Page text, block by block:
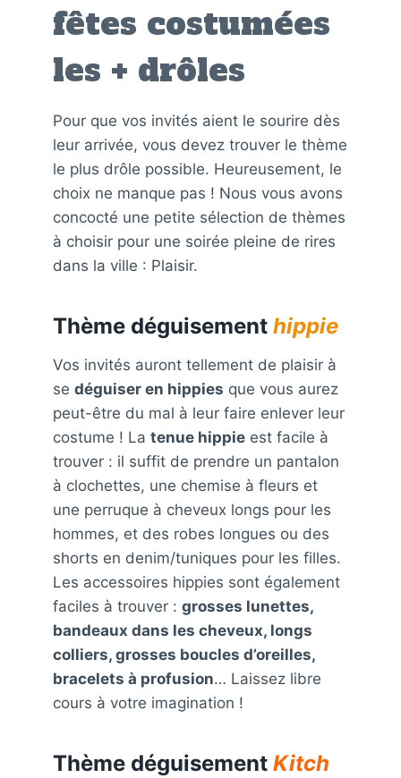
fêtes costumées
les + drôles
Pour que vos invités aient le sourire dès
leur arrivée, vous devez trouver le thème
le plus drôle possible. Heureusement, le
choix ne manque pas ! Nous vous avons
concocté une petite sélection de thèmes
à choisir pour une soirée pleine de rires
dans la ville : Plaisir.
Thème déguisement hippie
Vos invités auront tellement de plaisir à
se déguiser en hippies que vous aurez
peut-être du mal à leur faire enlever leur
costume ! La tenue hippie est facile à
trouver : il suffit de prendre un pantalon
à clochettes, une chemise à fleurs et
une perruque à cheveux longs pour les
hommes, et des robes longues ou des
shorts en denim/tuniques pour les filles.
Les accessoires hippies sont également
faciles à trouver : grosses lunettes,
bandeaux dans les cheveux, longs
colliers, grosses boucles d’oreilles,
bracelets à profusion… Laissez libre
cours à votre imagination !
Thème déguisement Kitch